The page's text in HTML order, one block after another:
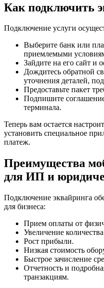
Как подключить
Подключение услуги
Выберите банк или
приемлемыми
Зайдите на его сайт и
Дождитесь обратной
уточнения деталей,
Предоставьте пакет
Подпишите
терминала.
Теперь вам остается
установить специальное
платеж.
Преимущества
для ИП и
Подключение эквайринга
для бизнеса:
Прием оплаты от
Увеличение
Рост прибыли.
Низкая стоимость
Быстрое зачисление
Отчетность и
транзакциям.